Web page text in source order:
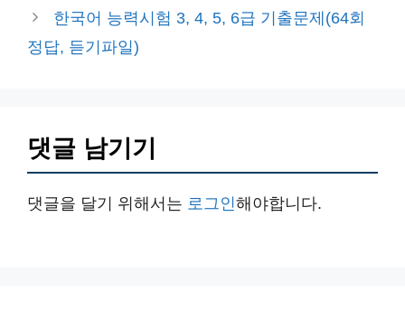
리
한국어 능력시험 3, 4, 5, 6급 기출문제(64회
정답, 듣기파일)
댓글 남기기
댓글을 달기 위해서는 로그인해야합니다.